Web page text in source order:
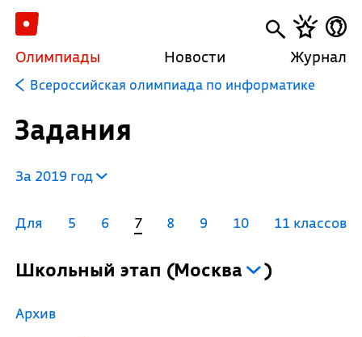
Олимпиады Новости Журнал
Всероссийская олимпиада по информатике
Задания
За 2019 год
Для 5 6 7 8 9 10 11 классов
Школьный этап (Москва )
Архив